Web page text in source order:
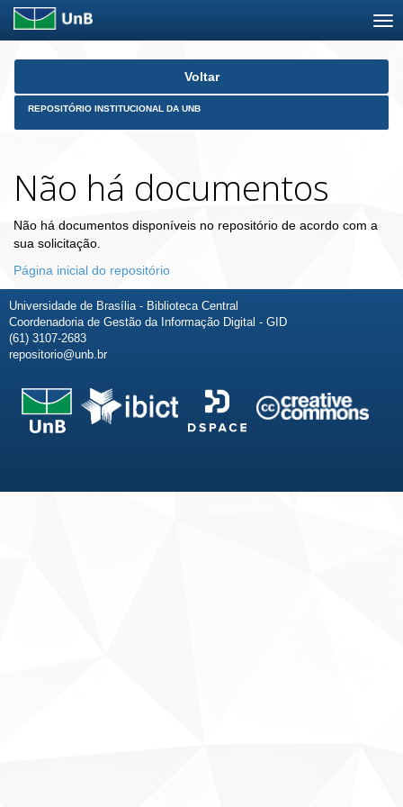
Skip
Voltar
REPOSITÓRIO INSTITUCIONAL DA UNB
Não há documentos
Não há documentos disponíveis no repositório de acordo com a
sua solicitação.
Página inicial do repositório
Universidade de Brasília - Biblioteca Central
Coordenadoria de Gestão da Informação Digital - GID
(61) 3107-2683
repositorio@unb.br